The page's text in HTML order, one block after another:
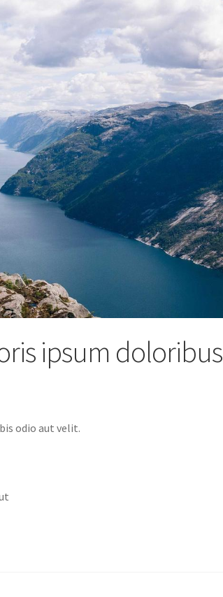
ipsum doloribus
odio aut velit.